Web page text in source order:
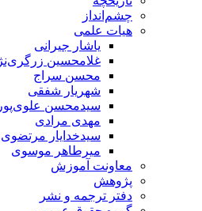
چشم‌انداز
هیات علمی
یاشار جیرانی
غلامحسین
محسن سراج
شهریار شفقی
سیدمحسن علوی‌پور
مهدی مرادی
سیدخدایار مرتضوی
میرطاهر موسوی
معاونت آموزش
پژوهش
دفتر ترجمه و نشر